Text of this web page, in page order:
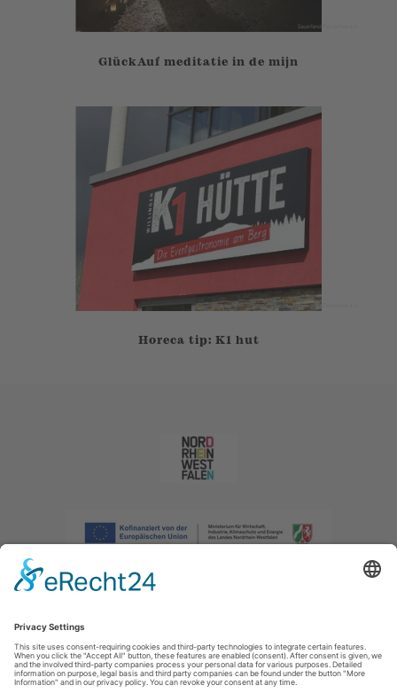
GlückAuf meditatie in de mijn
Horeca tip: K1 hut
Afdruk |Privacybeleid|Verklaring van toegankelijkheid